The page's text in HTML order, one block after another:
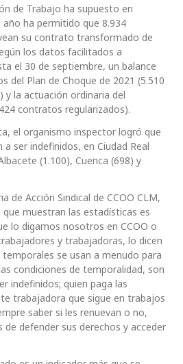
de Trabajo ha supuesto en
ha permitido que 8.934
su contrato transformado de
los datos facilitados a
el 30 de septiembre, un balance
del Plan de Choque de 2021 (5.510
la actuación ordinaria del
contratos regularizados).
el organismo inspector logró que
ser indefinidos, en Ciudad Real
(1.100), Cuenca (698) y
de Acción Sindical de CCOO CLM,
muestran las estadísticas es
lo digamos nosotros en CCOO o
y trabajadoras, lo dicen
se usan a menudo para
condiciones de temporalidad, son
indefinidos; quien paga las
trabajadora que sigue en trabajos
saber si les renuevan o no,
de defender sus derechos y acceder